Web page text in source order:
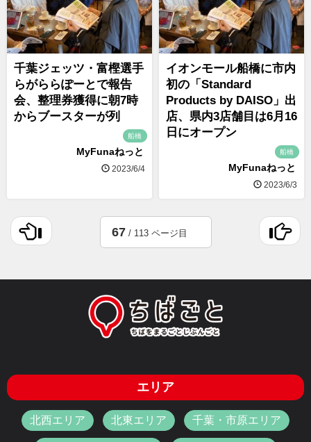
千葉ジェッツ・富樫選手
らがららぽーとで報告
会、整理券獲得に朝7時
からブースターが列
船橋
MyFunaねっと
2023/6/4
イオンモール船橋に市内
初の「Standard
Products by DAISO」出
店、県内3店舗目は6月16
日にオープン
船橋
MyFunaねっと
2023/6/3
67 / 113 ページ目
エリア
北西エリア 北東エリア 千葉・市原エリア